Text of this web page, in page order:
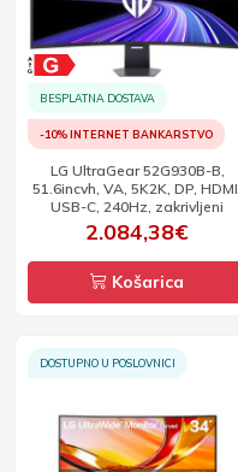
BESPLATNA DOSTAVA
-10% INTERNET BANKARSTVO
LG UltraGear 52G930B-B,
51.6incvh, VA, 5K2K, DP, HDMI,
USB-C, 240Hz, zakrivljeni
2.084,38€
Košarica
DOSTUPNO U POSLOVNICI